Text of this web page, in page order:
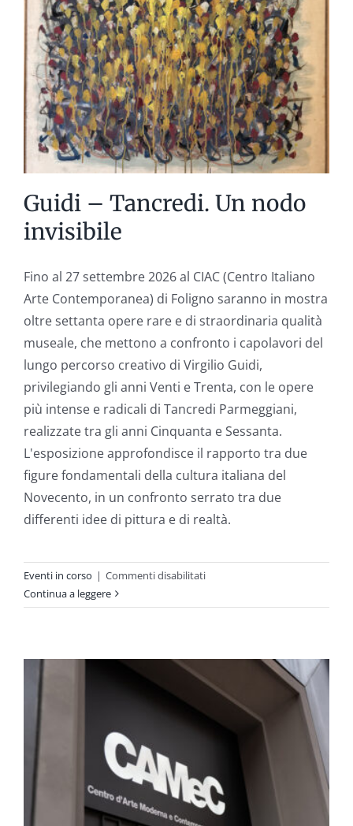
Guidi – Tancredi. Un nodo
invisibile
Fino al 27 settembre 2026 al CIAC (Centro Italiano
Arte Contemporanea) di Foligno saranno in mostra
oltre settanta opere rare e di straordinaria qualità
museale, che mettono a confronto i capolavori del
lungo percorso creativo di Virgilio Guidi,
privilegiando gli anni Venti e Trenta, con le opere
più intense e radicali di Tancredi Parmeggiani,
realizzate tra gli anni Cinquanta e Sessanta.
L'esposizione approfondisce il rapporto tra due
figure fondamentali della cultura italiana del
Novecento, in un confronto serrato tra due
differenti idee di pittura e di realtà.
Eventi in corso | Commenti disabilitatisu
–
invisibile
Continua a leggere